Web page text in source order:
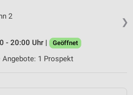
❯
2
- 20:00 Uhr |
Geöffnet
Angebote: 1 Prospekt